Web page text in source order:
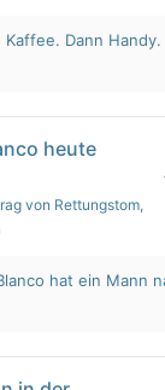
Kaffee. Dann
heute
von Rettungstom,
hat ein Mann